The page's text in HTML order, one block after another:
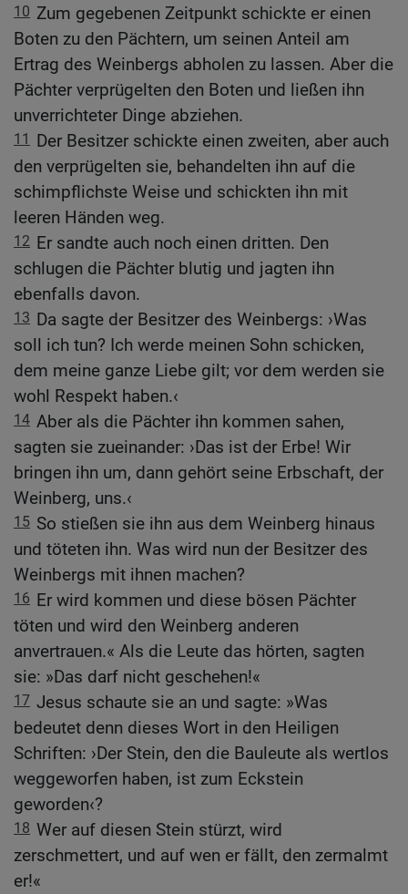
10 Zum gegebenen Zeitpunkt schickte er einen
Boten zu den Pächtern, um seinen Anteil am
Ertrag des Weinbergs abholen zu lassen. Aber die
Pächter verprügelten den Boten und ließen ihn
unverrichteter Dinge abziehen.
11
Der Besitzer schickte einen zweiten, aber auch
den verprügelten sie, behandelten ihn auf die
schimpflichste Weise und schickten ihn mit
leeren Händen weg.
12 Er sandte auch noch einen dritten. Den
schlugen die Pächter blutig und jagten ihn
ebenfalls davon.
13 Da sagte der Besitzer des Weinbergs: ›Was
soll ich tun? Ich werde meinen Sohn schicken,
dem meine ganze Liebe gilt; vor dem werden sie
wohl Respekt haben.‹
14 Aber als die Pächter ihn kommen sahen,
sagten sie zueinander: ›Das ist der Erbe! Wir
bringen ihn um, dann gehört seine Erbschaft, der
Weinberg, uns.‹
15 So stießen sie ihn aus dem Weinberg hinaus
und töteten ihn. Was wird nun der Besitzer des
Weinbergs mit ihnen machen?
16 Er wird kommen und diese bösen Pächter
töten und wird den Weinberg anderen
anvertrauen.« Als die Leute das hörten, sagten
sie: »Das darf nicht geschehen!«
17 Jesus schaute sie an und sagte: »Was
bedeutet denn dieses Wort in den Heiligen
Schriften: ›Der Stein, den die Bauleute als wertlos
weggeworfen haben, ist zum Eckstein
geworden‹?
18 Wer auf diesen Stein stürzt, wird
zerschmettert, und auf wen er fällt, den zermalmt
er!«